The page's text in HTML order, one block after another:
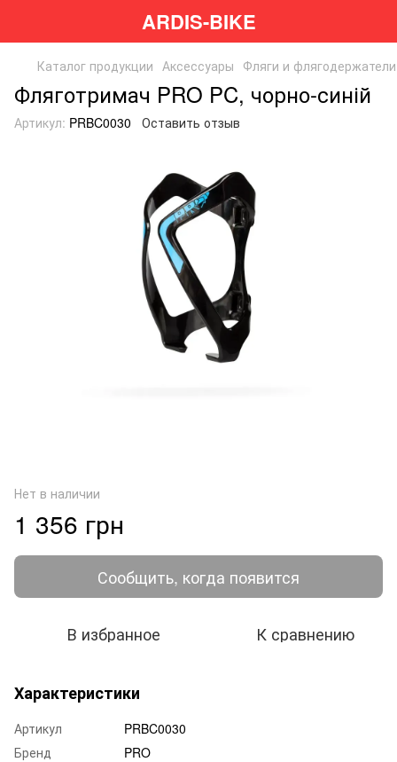
ARDIS-BIKE
Каталог продукции Аксессуары Фляги и флягодержатели
Фляготримач PRO PC, чорно-синій
Артикул: PRBC0030 Оставить отзыв
Нет в наличии
1 356 грн
Сообщить, когда появится
В избранное К сравнению
Характеристики
Артикул
PRBC0030
Бренд
PRO